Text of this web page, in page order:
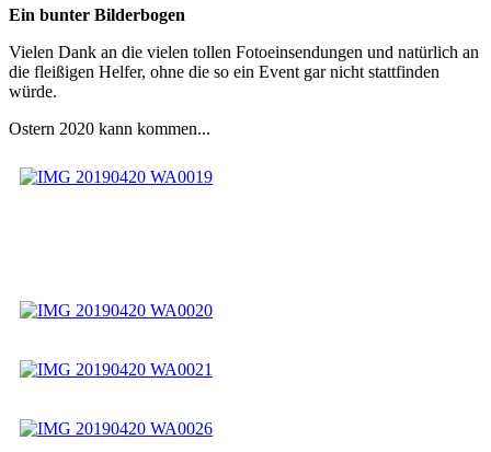
Ein bunter Bilderbogen
Vielen Dank an die vielen tollen Fotoeinsendungen und natürlich an
die fleißigen Helfer, ohne die so ein Event gar nicht stattfinden
würde.
Ostern 2020 kann kommen...